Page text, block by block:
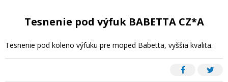
Tesnenie pod výfuk BABETTA CZ*A
Tesnenie pod koleno výfuku pre moped Babetta, vyššia kvalita.